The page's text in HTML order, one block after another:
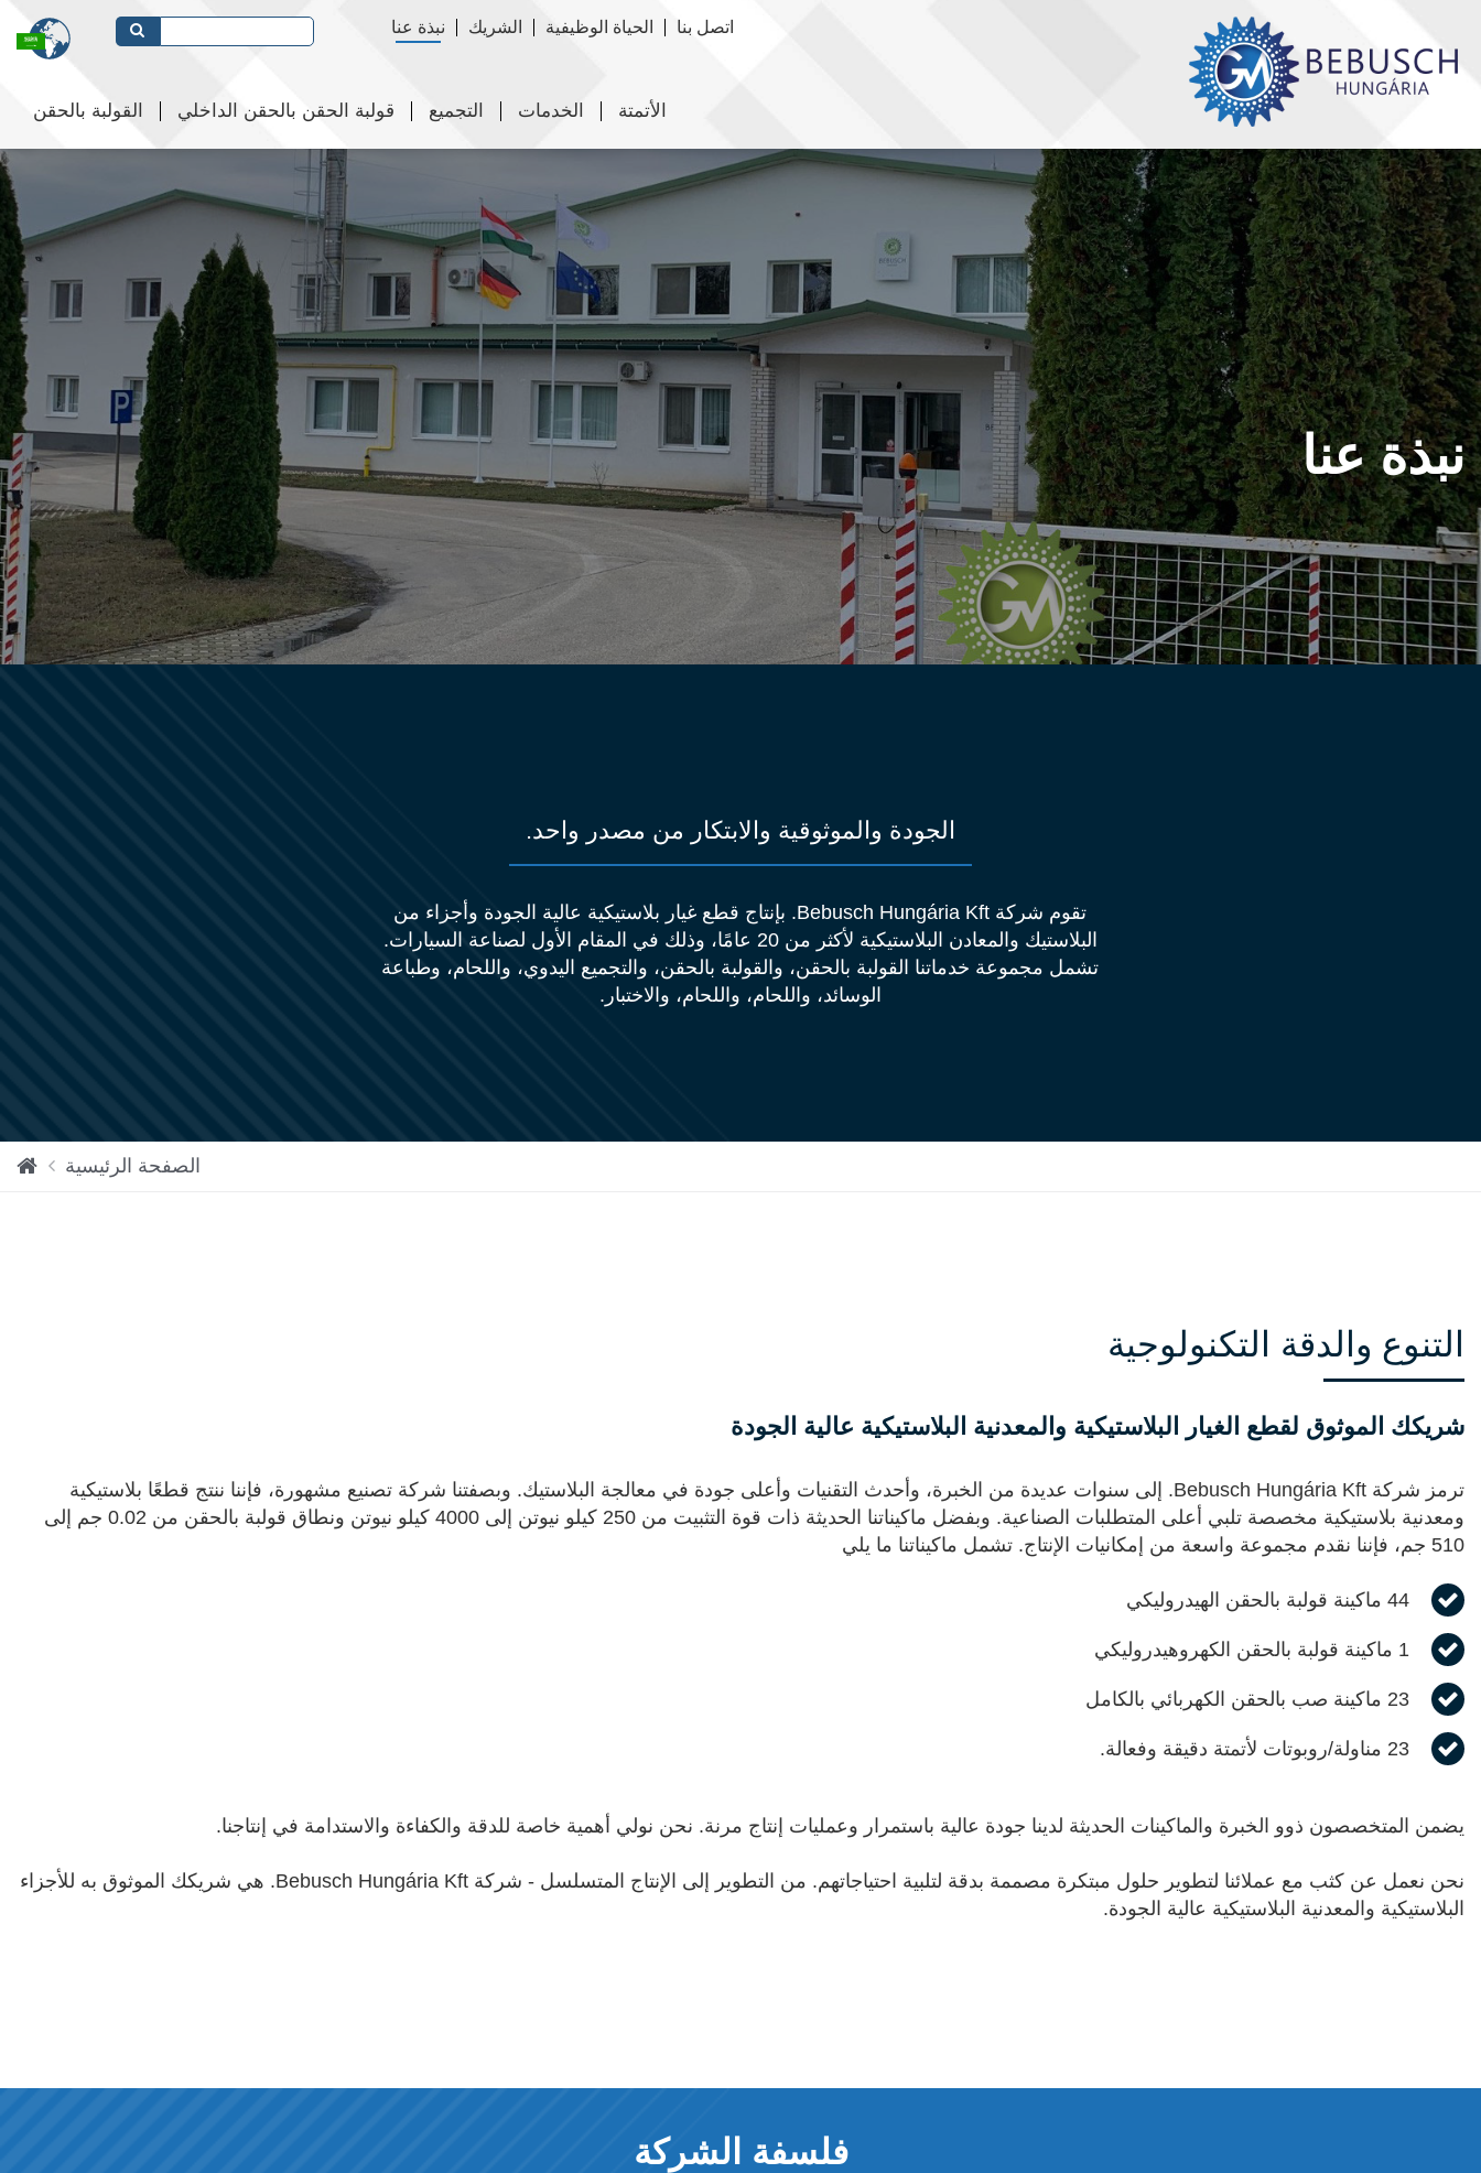
نبذة عنا الشريك الحياة الوظيفية اتصل بنا
القولبة بالحقن قولبة الحقن بالحقن الداخلي التجميع الخدمات الأتمتة
نبذة عنا
الجودة والموثوقية والابتكار من مصدر واحد.
تقوم شركة Bebusch Hungária Kft. بإنتاج قطع غيار بلاستيكية عالية الجودة وأجزاء من
البلاستيك والمعادن البلاستيكية لأكثر من 20 عامًا، وذلك في المقام الأول لصناعة السيارات.
تشمل مجموعة خدماتنا القولبة بالحقن، والقولبة بالحقن، والتجميع اليدوي، واللحام، وطباعة
الوسائد، واللحام، واللحام، والاختبار.
نبذ
الصفحة الرئيسية
التنوع والدقة التكنولوجية
شريكك الموثوق لقطع الغيار البلاستيكية والمعدنية البلاستيكية عالية الجودة
ترمز شركة Bebusch Hungária Kft. إلى سنوات عديدة من الخبرة، وأحدث التقنيات وأعلى جودة في معالجة البلاستيك. وبصفتنا شركة تصنيع مشهورة، فإننا ننتج قطعًا بلاستيكية
ومعدنية بلاستيكية مخصصة تلبي أعلى المتطلبات الصناعية. وبفضل ماكيناتنا الحديثة ذات قوة التثبيت من 250 كيلو نيوتن إلى 4000 كيلو نيوتن ونطاق قولبة بالحقن من 0.02 جم إلى
510 جم، فإننا نقدم مجموعة واسعة من إمكانيات الإنتاج. تشمل ماكيناتنا ما يلي
44 ماكينة قولبة بالحقن الهيدروليكي
1 ماكينة قولبة بالحقن الكهروهيدروليكي
23 ماكينة صب بالحقن الكهربائي بالكامل
23 مناولة/روبوتات لأتمتة دقيقة وفعالة.
يضمن المتخصصون ذوو الخبرة والماكينات الحديثة لدينا جودة عالية باستمرار وعمليات إنتاج مرنة. نحن نولي أهمية خاصة للدقة والكفاءة والاستدامة في إنتاجنا.
نحن نعمل عن كثب مع عملائنا لتطوير حلول مبتكرة مصممة بدقة لتلبية احتياجاتهم. من التطوير إلى الإنتاج المتسلسل - شركة Bebusch Hungária Kft. هي شريكك الموثوق به للأجزاء
البلاستيكية والمعدنية البلاستيكية عالية الجودة.
فلسفة الشركة